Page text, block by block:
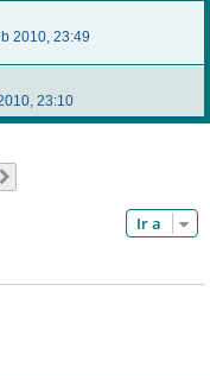
2010, 23:49
23:10
Ir a